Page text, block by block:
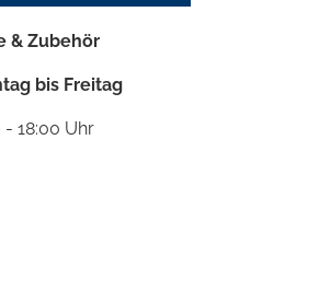
& Zubehör
bis Freitag
- 18:00 Uhr